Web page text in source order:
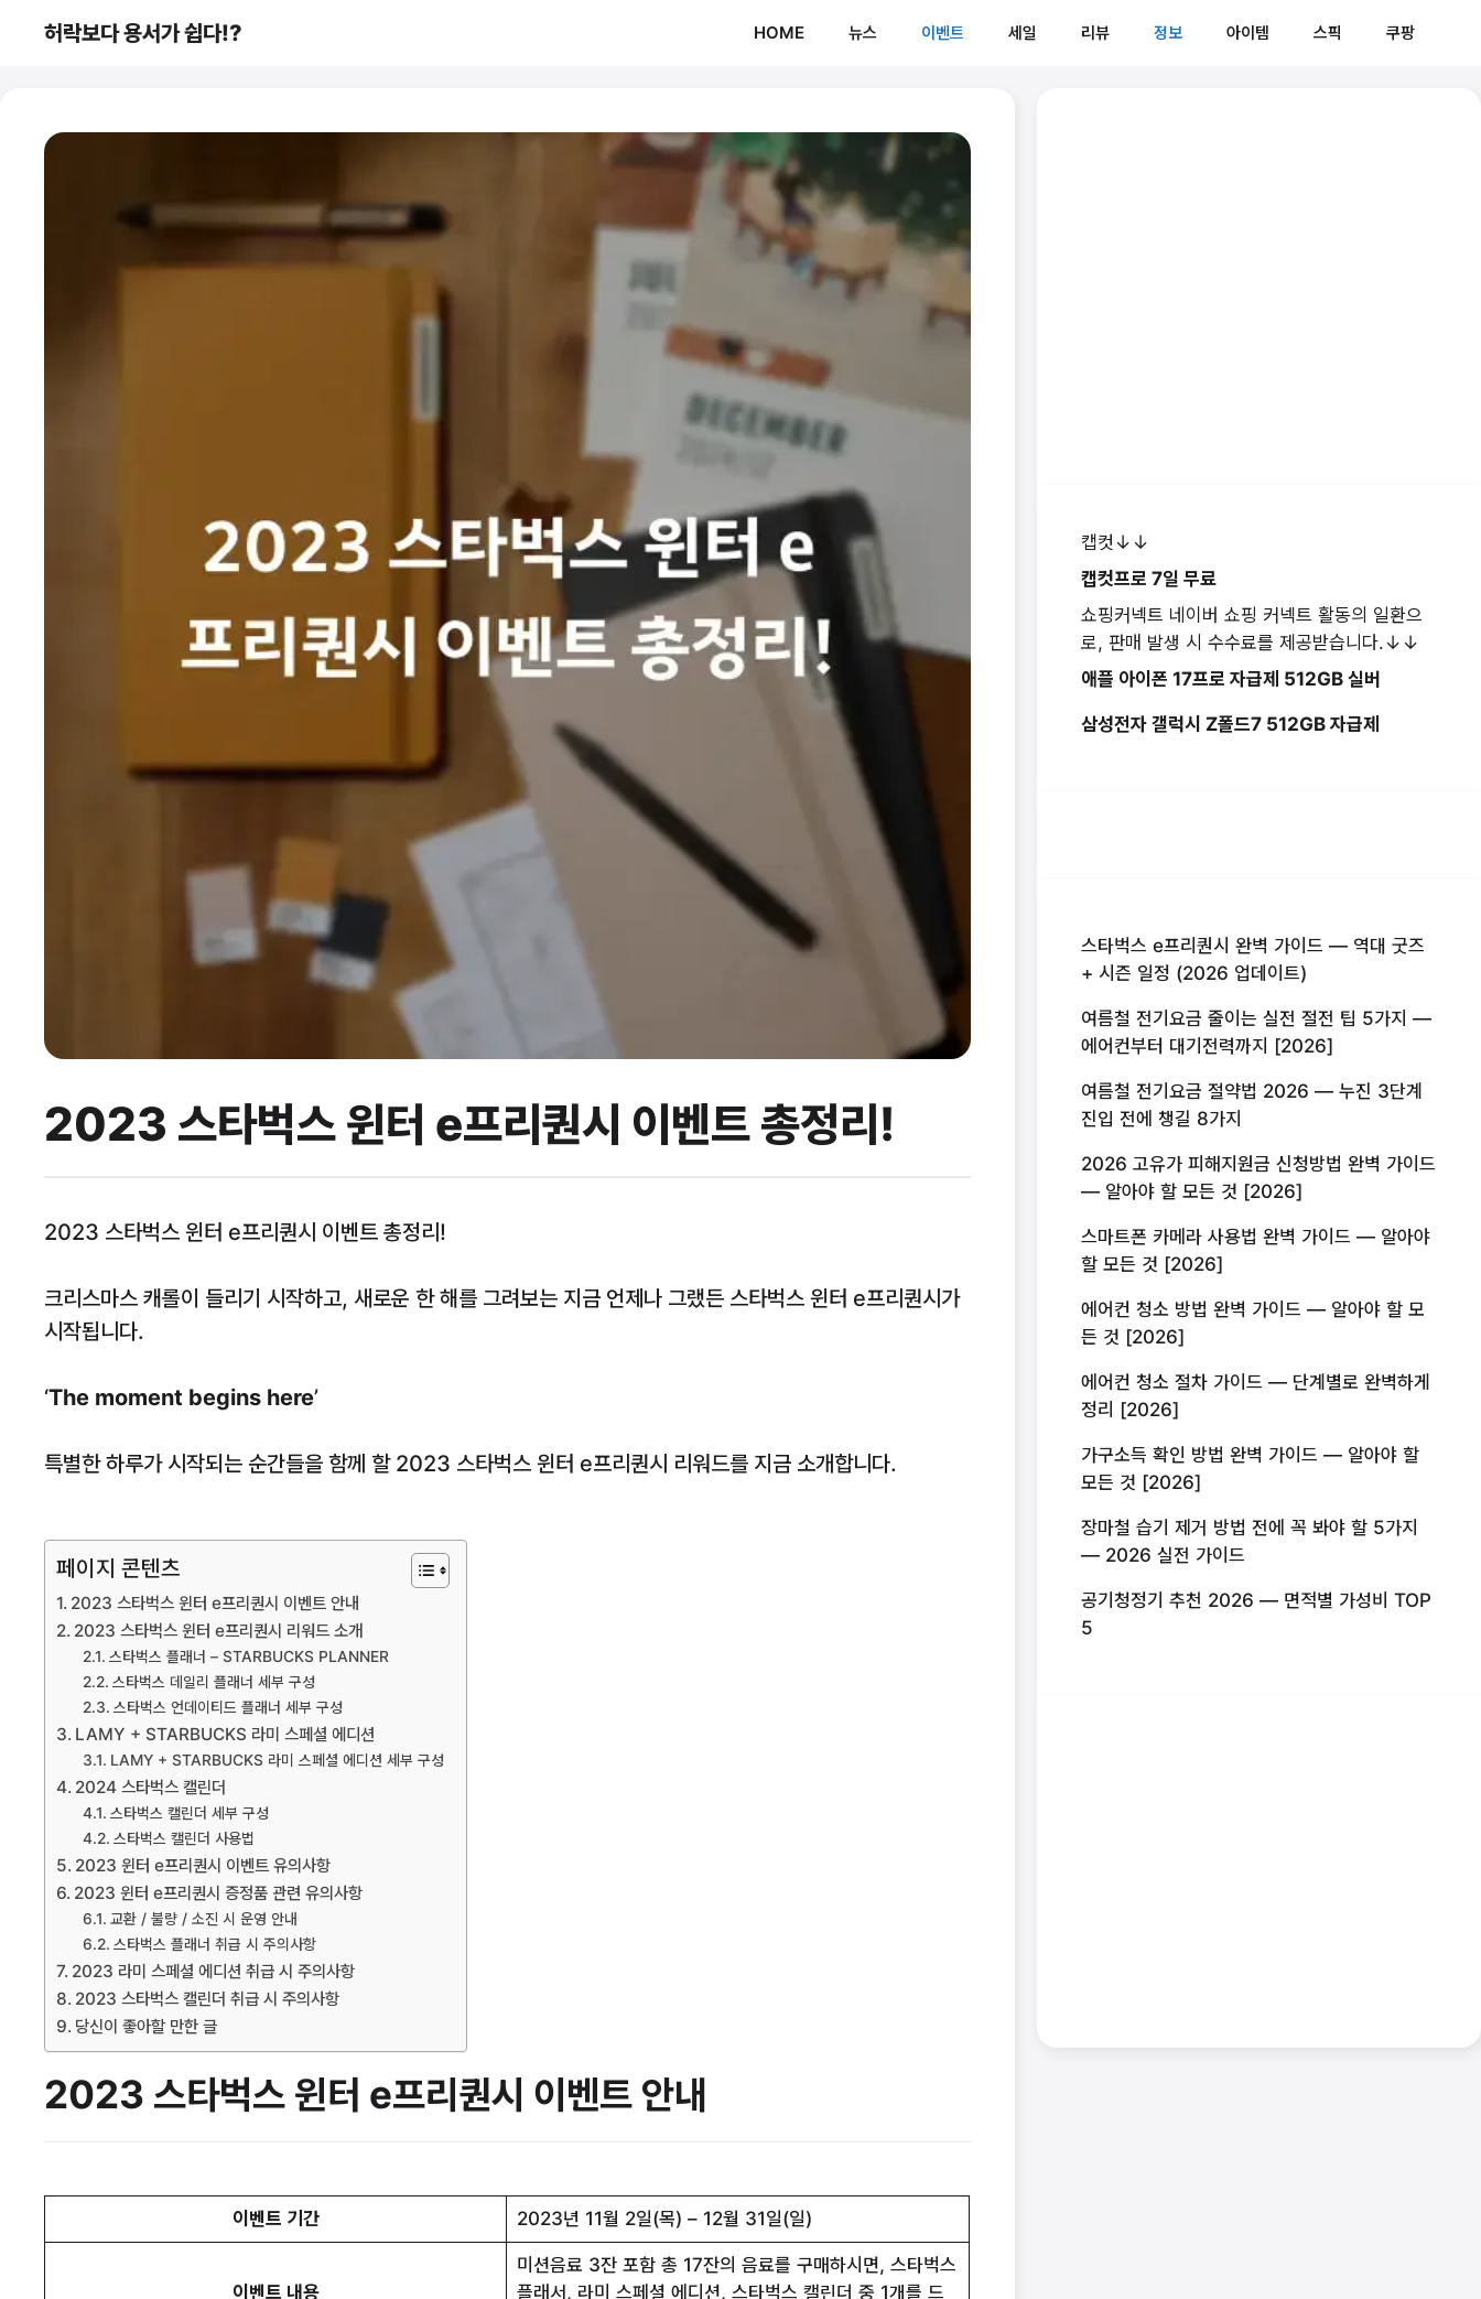
허락보다 용서가 쉽다!? HOME 뉴스 이벤트 세일 리뷰 정보 아이템 스픽 쿠팡
2023 스타벅스 윈터 e프리퀀시 이벤트 총정리!
2023 스타벅스 윈터 e프리퀀시 이벤트 총정리!
크리스마스 캐롤이 들리기 시작하고, 새로운 한 해를 그려보는 지금 언제나 그랬든 스타벅스 윈터 e프리퀀시가
시작됩니다.
‘The moment begins here’
특별한 하루가 시작되는 순간들을 함께 할 2023 스타벅스 윈터 e프리퀀시 리워드를 지금 소개합니다.
페이지 콘텐츠
2023 스타벅스 윈터 e프리퀀시 이벤트 안내
2023 스타벅스 윈터 e프리퀀시 리워드 소개
스타벅스 플래너 – STARBUCKS PLANNER
스타벅스 데일리 플래너 세부 구성
스타벅스 언데이티드 플래너 세부 구성
LAMY + STARBUCKS 라미 스페셜 에디션
LAMY + STARBUCKS 라미 스페셜 에디션 세부 구성
2024 스타벅스 캘린더
스타벅스 캘린더 세부 구성
스타벅스 캘린더 사용법
2023 윈터 e프리퀀시 이벤트 유의사항
2023 윈터 e프리퀀시 증정품 관련 유의사항
교환 / 불량 / 소진 시 운영 안내
스타벅스 플래너 취급 시 주의사항
2023 라미 스페셜 에디션 취급 시 주의사항
2023 스타벅스 캘린더 취급 시 주의사항
당신이 좋아할 만한 글
2023 스타벅스 윈터 e프리퀀시 이벤트 안내
이벤트 기간 2023년 11월 2일(목) – 12월 31일(일)
이벤트 내용
미션음료 3잔 포함 총 17잔의 음료를 구매하시면, 스타벅스
플래서, 라미 스페셜 에디션, 스타벅스 캘린더 중 1개를 드
캡컷↓↓
캡컷프로 7일 무료
쇼핑커넥트 네이버 쇼핑 커넥트 활동의 일환으
로, 판매 발생 시 수수료를 제공받습니다.↓↓
애플 아이폰 17프로 자급제 512GB 실버
삼성전자 갤럭시 Z폴드7 512GB 자급제
스타벅스 e프리퀀시 완벽 가이드 — 역대 굿즈
+ 시즌 일정 (2026 업데이트)
여름철 전기요금 줄이는 실전 절전 팁 5가지 —
에어컨부터 대기전력까지 [2026]
여름철 전기요금 절약법 2026 — 누진 3단계
진입 전에 챙길 8가지
2026 고유가 피해지원금 신청방법 완벽 가이드
— 알아야 할 모든 것 [2026]
스마트폰 카메라 사용법 완벽 가이드 — 알아야
할 모든 것 [2026]
에어컨 청소 방법 완벽 가이드 — 알아야 할 모
든 것 [2026]
에어컨 청소 절차 가이드 — 단계별로 완벽하게
정리 [2026]
가구소득 확인 방법 완벽 가이드 — 알아야 할
모든 것 [2026]
장마철 습기 제거 방법 전에 꼭 봐야 할 5가지
— 2026 실전 가이드
공기청정기 추천 2026 — 면적별 가성비 TOP
5